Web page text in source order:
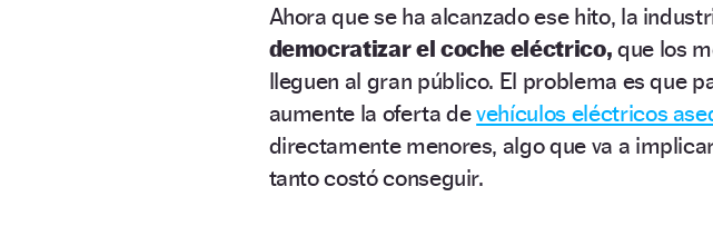
Ahora que se ha alcanzado ese hito, la
democratizar el coche eléctrico, que los
lleguen al gran público. El problema es que
aumente la oferta devehículos eléctricos
directamente menores, algo que va a
tanto costó conseguir.